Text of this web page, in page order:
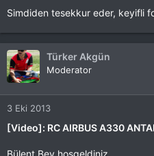
Simdiden tesekkur eder, keyifli
Türker Akgün
Moderator
3 Eki 2013
[Video]: RC AIRBUS A330
Bülent Bey hoşgeldiniz,